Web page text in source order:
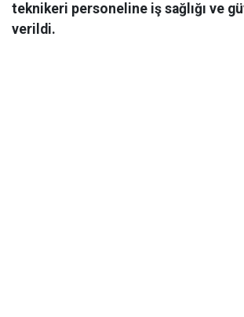
teknikeri personeline iş sağlığı ve
verildi.